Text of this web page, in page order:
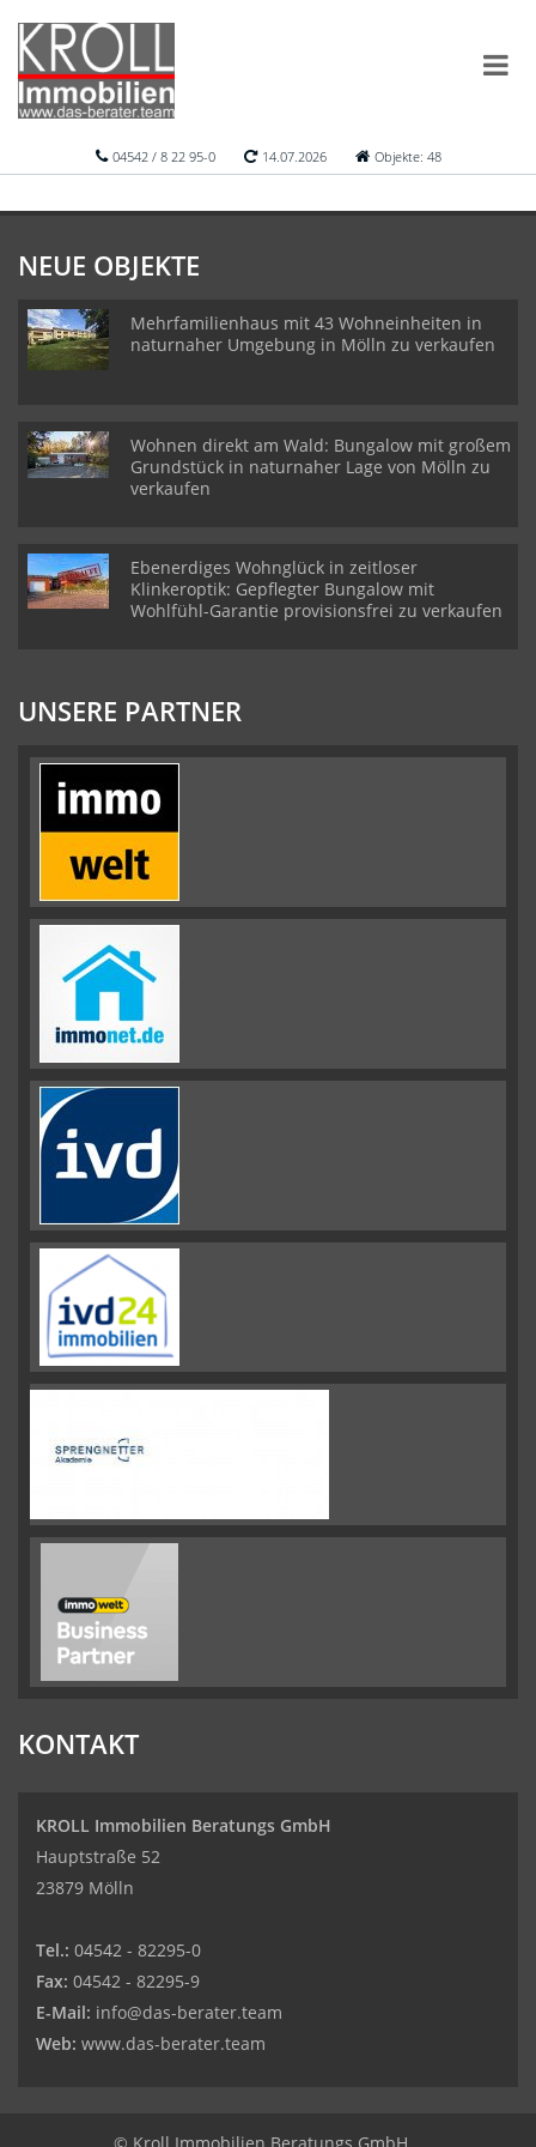
04542 / 8 22 95-0 14.07.2026 Objekte: 48
NEUE OBJEKTE
Mehrfamilienhaus mit 43 Wohneinheiten in
naturnaher Umgebung in Mölln zu verkaufen
Wohnen direkt am Wald: Bungalow mit großem
Grundstück in naturnaher Lage von Mölln zu
verkaufen
Ebenerdiges Wohnglück in zeitloser
Klinkeroptik: Gepflegter Bungalow mit
Wohlfühl-Garantie provisionsfrei zu verkaufen
UNSERE PARTNER
KONTAKT
KROLL Immobilien Beratungs GmbH
Hauptstraße 52
23879 Mölln
Tel.: 04542 - 82295-0
Fax: 04542 - 82295-9
E-Mail: info@das-berater.team
Web: www.das-berater.team